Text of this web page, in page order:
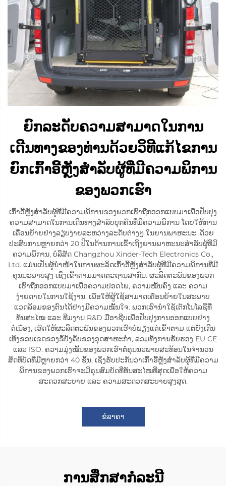
ຍົກລະດັບຄວາມສາມາດໃນການ
ເດີນທາງຂອງທ່ານດ້ວຍວິທີແກ້ໄຂການ
ຍົກເກົ້າອີ້ຫຼັງສຳລັບຜູ້ທີ່ມີຄວາມພິການ
ຂອງພວກເຮົາ
ເກົ້າອີ້ຫຼັງສຳລັບຜູ້ທີ່ມີຄວາມພິການຂອງພວກເຮົາຖືກອອກແບບມາເພື່ອປັບປຸງ
ຄວາມສາມາດໃນການເດີນທາງສຳລັບບຸກຄົນທີ່ມີຄວາມພິການ ໂດຍໃຫ້ການ
ເຄື່ອນຍ້າຍຢ່າງລຽບງ່າຍລະຫວ່າງລະດັບຕ່າງໆ ໃນຍານພາຫະນະ. ດ້ວຍ
ປະສົບການຫຼາຍກວ່າ 20 ປີໃນດ້ານການເຂົ້າເຖິງຍານພາຫະນະສຳລັບຜູ້ທີ່ມີ
ຄວາມພິການ, ບໍລິສັດ Changzhou Xinder-Tech Electronics Co.,
Ltd. ແມ່ນເປັນຜູ້ນຳໜ້າໃນການຜະລິດເກົ້າອີ້ຫຼັງສຳລັບຜູ້ທີ່ມີຄວາມພິການທີ່ມີ
ຄຸນນະພາບສູງ ເຊິ່ງເຂົ້າຕາມມາດຕະຖານສາກົນ. ຜະລິດຕະພັນຂອງພວກ
ເຮົາຖືກອອກແບບມາເພື່ອຄວາມປອດໄພ, ຄວາມໝັ້ນຄົງ ແລະ ຄວາມ
ງ່າຍດາຍໃນການໃຊ້ງານ, ເພື່ອໃຫ້ຜູ້ໃຊ້ສາມາດເຄື່ອນຍ້າຍໃນສະພາບ
ແວດລ້ອມຂອງຕົນໄດ້ຢ່າງມີຄວາມໝັ້ນໃຈ. ພວກເຮົານຳໃຊ້ເຕັກໂນໂລຊີທີ່
ທັນສະໄໝ ແລະ ທີມງານ R&D ມືອາຊີບເພື່ອປັບປຸງການອອກແບບຢ່າງ
ຕໍ່ເນື່ອງ, ເຮັດໃຫ້ຜະລິດຕະພັນຂອງພວກເຮົາບໍ່ພຽງແຕ່ເຂົ້າຕາມ ແຕ່ຍັງເກີນ
ເທິງຂອບເຂດຂອງຂໍ້ບັງຄັບຂອງອຸດສາຫະກຳ, ລວມທັງການຮັບຮອງ EU CE
ແລະ ISO. ຄວາມມຸ່ງໝັ້ນຂອງພວກເຮົາຕໍ່ຄຸນນະພາບສະທ້ອນໃນຈຳນວນ
ສິດທິບັດທີ່ມີຫຼາຍກວ່າ 40 ຊິ້ນ, ເຊິ່ງຮັບປະກັນວ່າເກົ້າອີ້ຫຼັງສຳລັບຜູ້ທີ່ມີຄວາມ
ພິການຂອງພວກເຮົາຈະມີຄຸນສົມບັດທີ່ທັນສະໄໝທີ່ສຸດເພື່ອໃຫ້ຄວາມ
ສະດວກສະບາຍ ແລະ ຄວາມສະດວກສະບາຍສູງສຸດ.
ຂໍລາຄາ
ການສຶກສາກໍລະນີ